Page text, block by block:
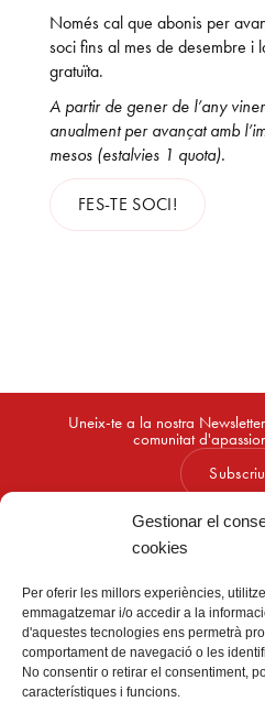
Gestionar el
cookies
Per oferir les millors experiències,
emmagatzemar i/o accedir a la
d'aquestes tecnologies ens permetrà
comportament de navegació o les
No consentir o retirar el consentiment,
característiques i funcions.
Només cal que abonis per
soci fins al mes de desembre i
gratuïta.
A partir de gener de l’any
anualment per avançat amb
mesos (estalvies 1 quota).
FES-TE SOCI!
Uneix-te a la nostra
comunitat